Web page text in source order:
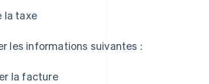
la taxe
les informations suivantes :
la facture